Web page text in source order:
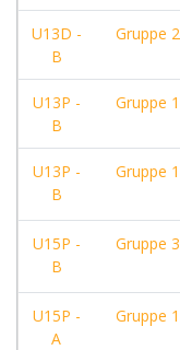
U13D -
B
Gruppe 2
U13P -
B
Gruppe 1
U13P -
B
Gruppe 1
U15P -
B
Gruppe 3
U15P -
A
Gruppe 1